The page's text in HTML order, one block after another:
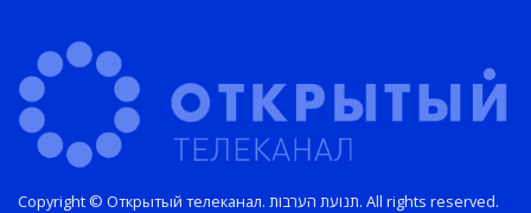
Copyright © Открытый телеканал. תנועת הערבות. All rights reserved.